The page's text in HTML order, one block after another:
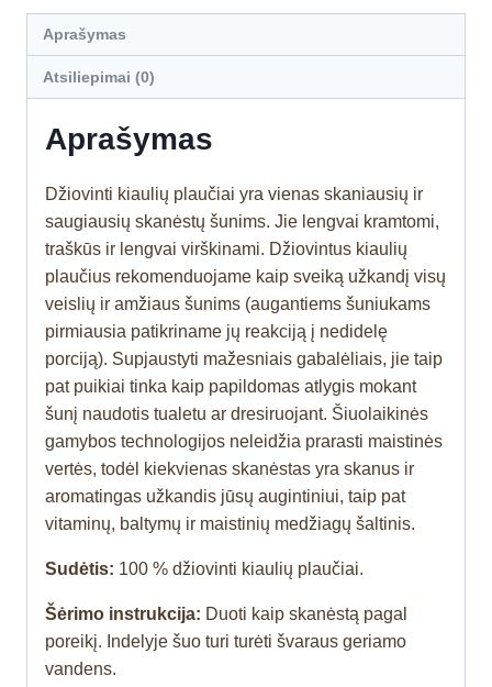
Aprašymas
Atsiliepimai (0)
Aprašymas
Džiovinti kiaulių plaučiai yra vienas skaniausių ir
saugiausių skanėstų šunims. Jie lengvai kramtomi,
traškūs ir lengvai virškinami. Džiovintus kiaulių
plaučius rekomenduojame kaip sveiką užkandį visų
veislių ir amžiaus šunims (augantiems šuniukams
pirmiausia patikriname jų reakciją į nedidelę
porciją). Supjaustyti mažesniais gabalėliais, jie taip
pat puikiai tinka kaip papildomas atlygis mokant
šunį naudotis tualetu ar dresiruojant. Šiuolaikinės
gamybos technologijos neleidžia prarasti maistinės
vertės, todėl kiekvienas skanėstas yra skanus ir
aromatingas užkandis jūsų augintiniui, taip pat
vitaminų, baltymų ir maistinių medžiagų šaltinis.
Sudėtis: 100 % džiovinti kiaulių plaučiai.
Šėrimo instrukcija: Duoti kaip skanėstą pagal
poreikį. Indelyje šuo turi turėti švaraus geriamo
vandens.